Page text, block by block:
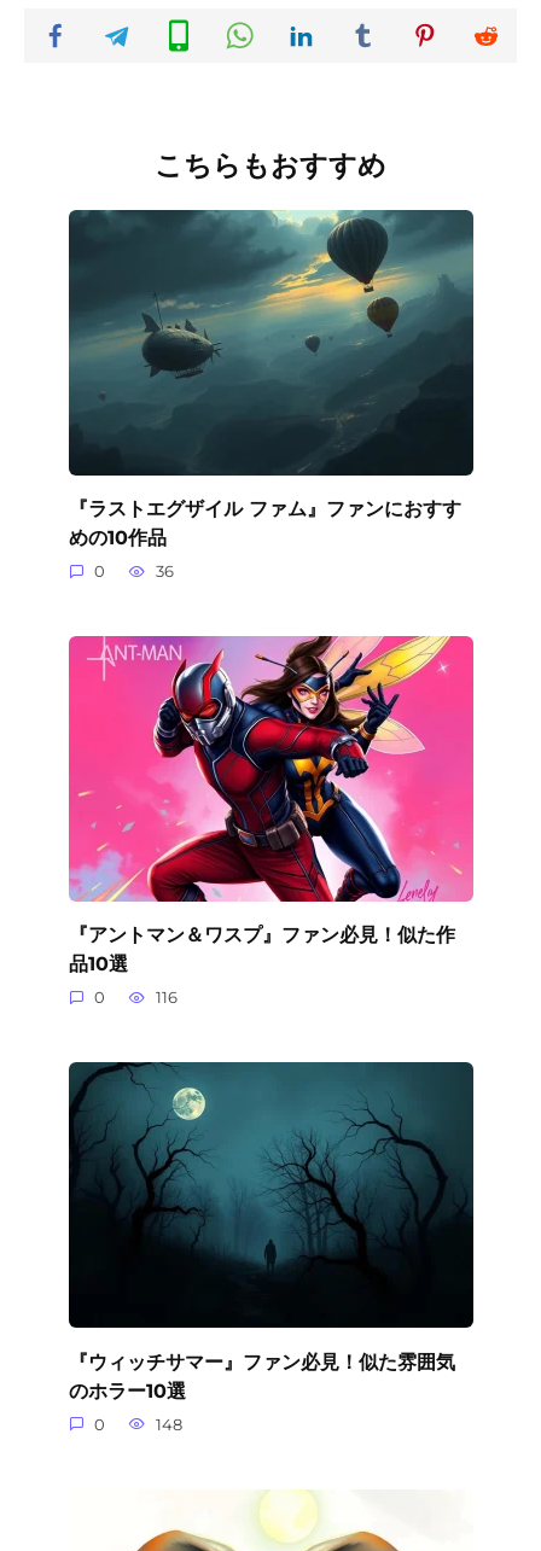
こちらもおすすめ
『ラストエグザイル ファム』ファンにおすす
めの10作品
0 36
『アントマン＆ワスプ』ファン必見！似た作
品10選
0 116
『ウィッチサマー』ファン必見！似た雰囲気
のホラー10選
0 148